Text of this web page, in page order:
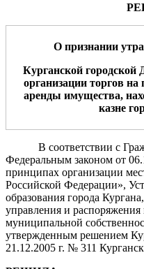
Опризнании
Курганской
организации торгов
аренды имущества,
казне
В соответствии с
Федеральным законом от
принципах организации
Российской Федерации»,
образования города
управления и
муниципальной
утвержденным решением
21.12.2005 г. № 311